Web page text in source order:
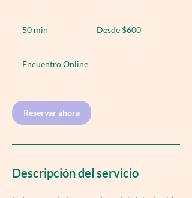
50 min
pesosDesde $600
Encuentro Online
Reservar ahora
Descripción del servicio